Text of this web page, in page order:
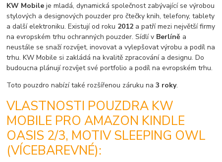
KW Mobile je mladá, dynamická společnost zabývající se výrobou
stylových a designových pouzder pro čtečky knih, telefony, tablety
a další elektroniku. Existují od roku 2012 a patří mezi největší firmy
na evropském trhu ochranných pouzder. Sídlí v Berlíně a
neustále se snaží rozvíjet, inovovat a vylepšovat výrobu a podíl na
trhu. KW Mobile si zakládá na kvalitě zpracování a designu. Do
budoucna plánují rozvíjet své portfolio a podíl na evropském trhu.
Toto pouzdro nabízí také rozšířenou záruku na3 roky.
VLASTNOSTI POUZDRA KW
MOBILE PRO AMAZON KINDLE
OASIS 2/3, MOTIV SLEEPING OWL
(VÍCEBAREVNÉ):